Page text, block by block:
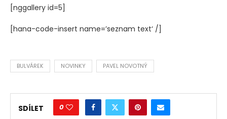
[nggallery id=5]
[hana-code-insert name=’seznam text‘ /]
BULVÁREK NOVINKY PAVEL NOVOTNÝ
SDÍLET 0